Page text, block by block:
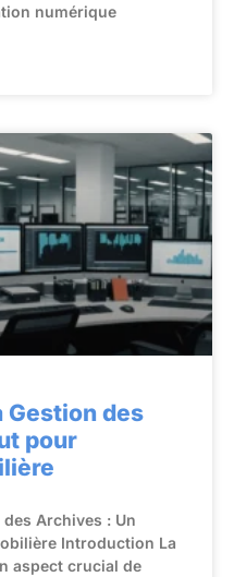
numérique
Gestion des
pour
Archives : Un
Introduction La
aspect crucial de